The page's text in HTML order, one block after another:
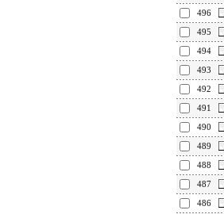
496
495
494
493
492
491
490
489
488
487
486